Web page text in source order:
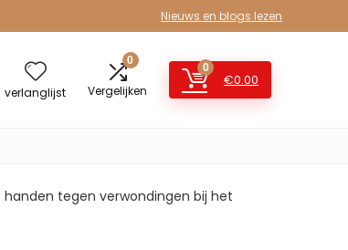
Nieuws en blogs lezen
verlanglijst
0
Vergelijken
0
€0.00
tegen verwondingen bij het